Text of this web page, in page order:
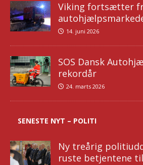
Viking fortsætter
14. juni 2026
SOS Dansk
rekordår
24. marts 2026
SENESTE NYT – POLITI
Ny treårig
ruste betjentene